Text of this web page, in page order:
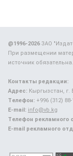
@1996-2026ЗАО
При размещении
источник обязательна.
Контакты редакции:
Адрес: Кыргызстан, г.
Телефон: +996 (312) 88-
E-mail: info@vb.kg
Телефон рекламного
E-mail рекламного